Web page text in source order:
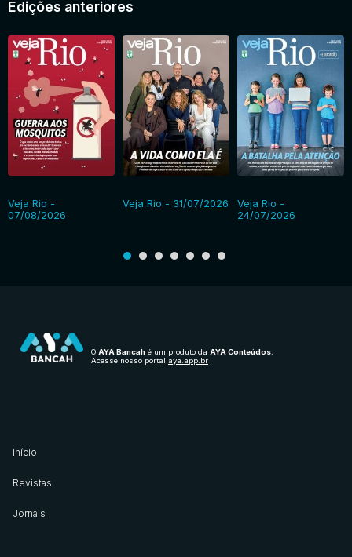
Edições anteriores
Veja Rio -
07/08/2026
Veja Rio - 31/07/2026
Veja Rio -
24/07/2026
O AYA Bancah é um produto da AYA Conteúdos
Acesse nosso portal aya.app.br
Início
Revistas
Jornais